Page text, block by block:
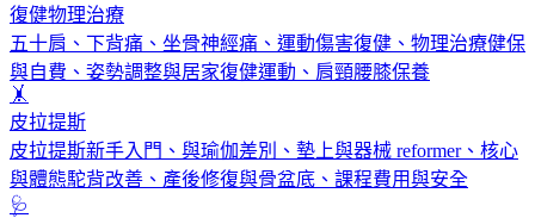
復健物理治療
五十肩、下背痛、坐骨神經痛、運動傷害復健、物理治療健保
與自費、姿勢調整與居家復健運動、肩頸腰膝保養
🤸
皮拉提斯
皮拉提斯新手入門、與瑜伽差別、墊上與器械 reformer、核心
與體態駝背改善、產後修復與骨盆底、課程費用與安全
🩺